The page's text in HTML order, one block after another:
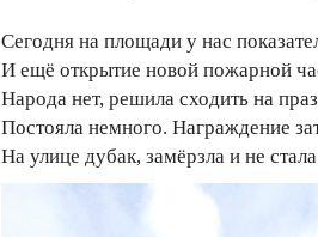
Сегодня на площади у нас
И ещё открытие новой пожарной
Народа нет, решила сходить на
Постояла немного. Награждение
На улице дубак, замёрзла и не